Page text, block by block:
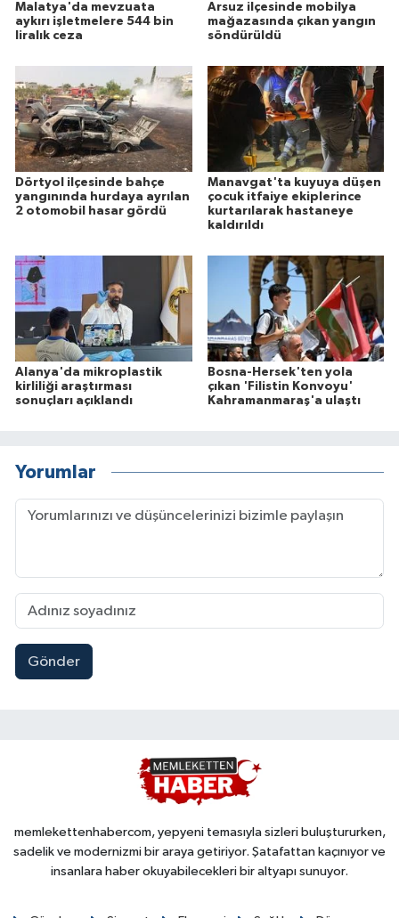
Malatya'da mevzuata
aykırı işletmelere 544 bin
liralık ceza
Arsuz ilçesinde mobilya
mağazasında çıkan yangın
söndürüldü
Dörtyol ilçesinde bahçe
yangınında hurdaya ayrılan
2 otomobil hasar gördü
Manavgat'ta kuyuya düşen
çocuk itfaiye ekiplerince
kurtarılarak hastaneye
kaldırıldı
Alanya'da mikroplastik
kirliliği araştırması
sonuçları açıklandı
Bosna-Hersek'ten yola
çıkan 'Filistin Konvoyu'
Kahramanmaraş'a ulaştı
Yorumlar
Gönder
memlekettenhabercom, yepyeni temasıyla sizleri buluştururken,
sadelik ve modernizmi bir araya getiriyor. Şatafattan kaçınıyor ve
insanlara haber okuyabilecekleri bir altyapı sunuyor.